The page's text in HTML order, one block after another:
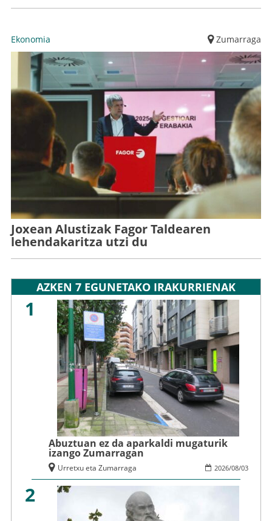
Ekonomia Zumarraga
Joxean Alustizak Fagor Taldearen
lehendakaritza utzi du
AZKEN 7 EGUNETAKO IRAKURRIENAK
1
Abuztuan ez da aparkaldi mugaturik
izango Zumarragan
2026/08/03
Urretxu eta Zumarraga
2